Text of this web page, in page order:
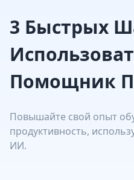
3 Быстрых
Помощник
Повышайте свой опыт
продуктивность,
ИИ.